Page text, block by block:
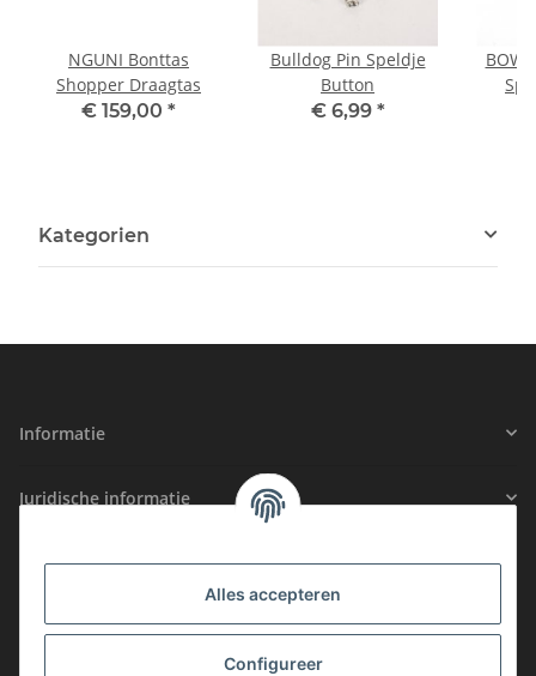
Alles accepteren
Configureer
NGUNI Bonttas
Shopper Draagtas
€ 159,00 *
Bulldog Pin Speldje
Button
€ 6,99 *
Kategorien
Informatie
Juridische informatie
GECERTIFICEERDE VEILIGHEID
LIDMAATSCHAP